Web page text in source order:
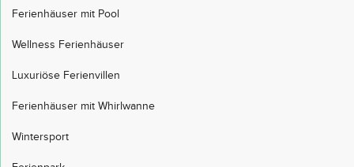
Ferienhäuser mit Pool
Wellness Ferienhäuser
Luxuriöse Ferienvillen
Ferienhäuser mit Whirlwanne
Wintersport